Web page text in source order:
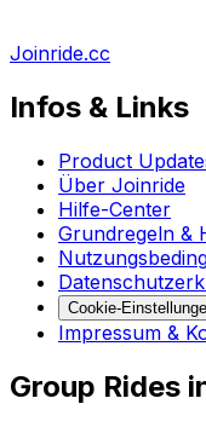
Joinride.cc
Infos & Links
Product
Über Joinride
Hilfe-Center
Grundregeln &
Cookie-
Impressum &
Group Rides